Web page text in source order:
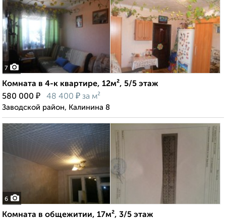
7
Комната в 4-к квартире, 12м², 5/5 этаж
580 000 ₽ 48 400 ₽ за м²
Заводской район, Калинина 8
6
Комната в общежитии, 17м², 3/5 этаж